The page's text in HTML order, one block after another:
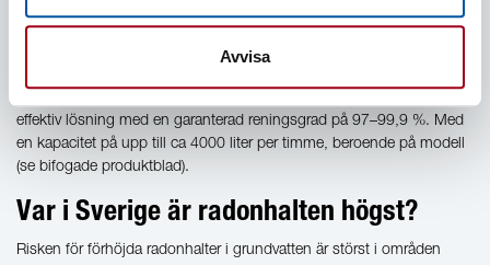
Avvisa
radongasen ventileras bort innan vattnet når hushållet.
Till skillnad från kolfilter, som kan avge gammastrålning vid höga
effektiv lösning med en garanterad reningsgrad på 97–99,9 %. Med
en kapacitet på upp till ca 4000 liter per timme, beroende på modell
(se bifogade produktblad).
Var i Sverige är radonhalten högst?
Risken för förhöjda radonhalter i grundvatten är störst i områden